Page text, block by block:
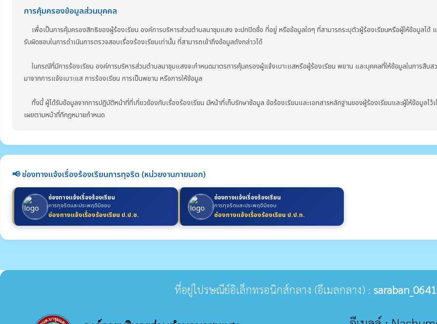
การคุ้มครองข้อมูลส่วนบุคคล
เพื่อเป็นการคุ้มครองสิทธิของผู้ร้องเรียน องค์การบริหารส่วนตำบลนาชุมแสง จะปกปิดชื่อ ที่อยู่ หรือข้อมูลใดๆ ที่สามารถระบุตัวผู้ร้องเรียนหรือผู้ให้ข้อมูลได้
รับผิดชอบในการดำเนินการตรวจสอบเรื่องร้องเรียนเท่านั้น ที่สามารถเข้าถึงข้อมูลดังกล่าวได้
ในกรณีที่มีการร้องเรียน องค์การบริหารส่วนตำบลนาชุมแสงจะกำหนดมาตรการคุ้มครองผู้แจ้งเบาะแสหรือผู้ร้องเรียน พยาน และบุคคลที่ให้ข้อมูลในการสืบส
มาจากการแจ้งเบาะแส การร้องเรียน การเป็นพยาน หรือการให้ข้อมูล
ทั้งนี้ ผู้ได้รับข้อมูลจากการปฏิบัติหน้าที่ที่เกี่ยวข้องกับเรื่องร้องเรียน มีหน้าที่เก็บรักษาข้อมูล ข้อร้องเรียนและเอกสารหลักฐานของผู้ร้องเรียนและผู้ให้ข้อมูลไ
เผยตามหน้าที่ทีกฎหมายกำหนด
📢 ช่องทางแจ้งเรื่องร้องเรียนการทุจริต (หน่วยงานภายนอก)
ช่องทางแจ้งเรื่องร้องเรียน
การทุจริตและประพฤติมิชอบ
ช่องทางแจ้งเรื่องร้องเรียน ป.ป.ช.
ช่องทางแจ้งเรื่องร้องเรียน
การทุจริตและประพฤติมิชอบ
ช่องทางแจ้งเรื่องร้องเรียน ป.ป.ท.
ที่อยู่ไปรษณีย์อิเล็กทรอนิกส์กลาง (อีเมลกลาง) :